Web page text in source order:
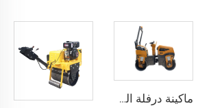
ماكينة درفلة الطرق 3 أطنان ثنائية الجانب مع اهتزاز للأمام والخلف